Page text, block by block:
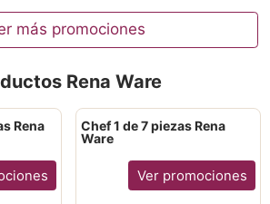
más promociones
Rena Ware
Rena
Chef 1 de 7 piezas Rena
Ware
Ver promociones